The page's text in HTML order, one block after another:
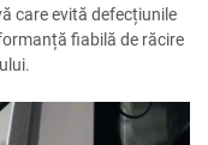
care evită defecțiunile
fiabilă de răcire